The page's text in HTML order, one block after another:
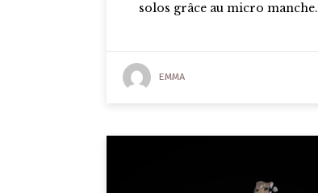
solos grâce au micro manche.
EMMA